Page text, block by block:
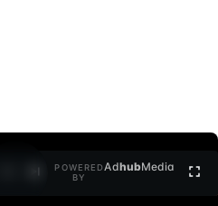
POWERED
BY
AdhubMedia